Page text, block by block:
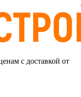
с доставкой от